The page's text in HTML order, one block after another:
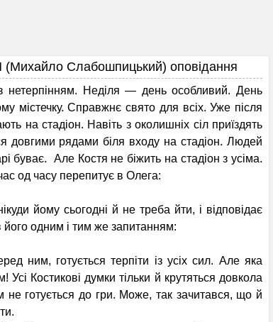
Слабошпицький) оповідання
Неді­ля — день особливий. День
містечку. Справжнє свято для всіх. Уже після
на стадіон. Навіть з околишніх сіл приїздять
довгими рядами біля входу на стадіон. Людей
буває. Але Костя не біжить на стадіон з усіма.
од часу перепитує в Олега:
йому сьогодні й не треба йти, і відповідає
його одним і тим же запитанням:
ним, готується терпіти із усіх сил. Але яка
Костикові думки тільки й крутяться дов­кола
готується до гри. Може, так зачитався, що й